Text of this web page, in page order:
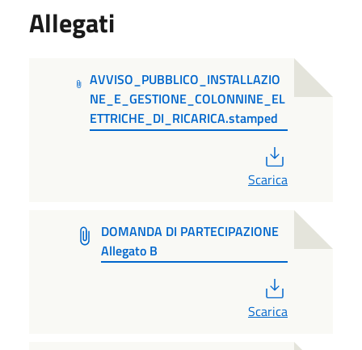
Allegati
AVVISO_PUBBLICO_INSTALLAZIO
NE_E_GESTIONE_COLONNINE_EL
ETTRICHE_DI_RICARICA.stamped
Scarica
DOMANDA DI PARTECIPAZIONE
Allegato B
Scarica